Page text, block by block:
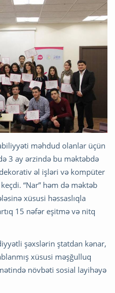
məhdud olanlar üçün
3 ay ərzində bu məktəbdə
əl işləri və kompüter
“Nar” həm də məktəb
xüsusi həssaslıqla
15 nəfər eşitmə və nitq
şəxslərin ştatdan kənar,
xüsusi məşğulluq
növbəti sosial layihəyə